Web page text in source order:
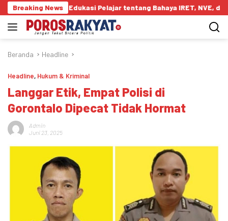
Langsung
ke
konten
Breaking News
Edukasi Pelajar tentang Bahaya IRET, NVE, dan Konten
Beranda Headline
Headline, Hukum & Kriminal
Langgar Etik, Empat Polisi di
Gorontalo Dipecat Tidak Hormat
Admin
Juni 23, 2025